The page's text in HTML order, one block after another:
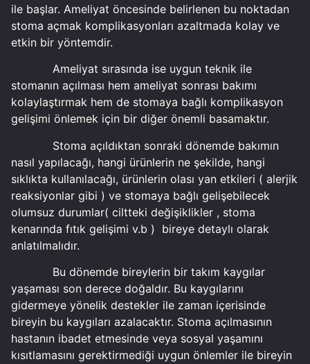
ile başlar. Ameliyat öncesinde belirlenen bu noktadan
stoma açmak komplikasyonları azaltmada kolay ve
etkin bir yöntemdir.
Ameliyat sırasında ise uygun teknik ile
stomanın açılması hem ameliyat sonrası bakımı
kolaylaştırmak hem de stomaya bağlı komplikasyon
gelişimi önlemek için bir diğer önemli basamaktır.
Stoma açıldıktan sonraki dönemde bakımın
nasıl yapılacağı, hangi ürünlerin ne şekilde, hangi
sıklıkta kullanılacağı, ürünlerin olası yan etkileri ( alerjik
reaksiyonlar gibi ) ve stomaya bağlı gelişebilecek
olumsuz durumlar( ciltteki değişiklikler , stoma
kenarında fıtık gelişimi v.b ) bireye detaylı olarak
anlatılmalıdır.
Bu dönemde bireylerin bir takım kaygılar
yaşaması son derece doğaldır. Bu kaygılarını
gidermeye yönelik destekler ile zaman içerisinde
bireyin bu kaygıları azalacaktır. Stoma açılmasının
hastanın ibadet etmesinde veya sosyal yaşamını
kısıtlamasını gerektirmediği uygun önlemler ile bireyin